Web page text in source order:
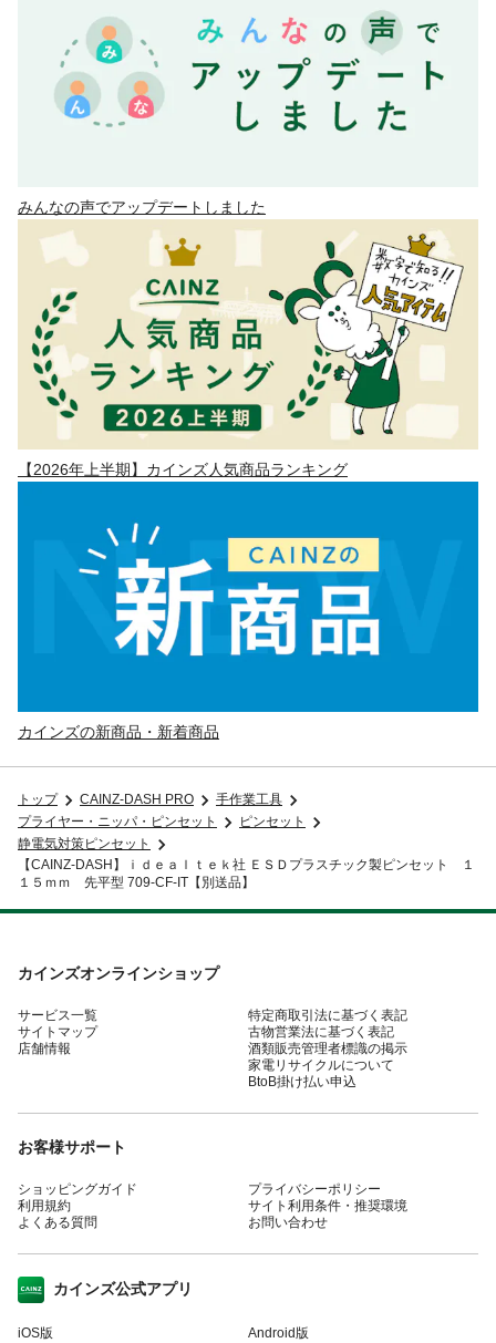
みんなの声でアップデートしました
【2026年上半期】カインズ人気商品ランキング
カインズの新商品・新着商品
トップ CAINZ-DASH PRO
手作業工具
プライヤー・ニッパ・ピンセット
ピンセット
静電気対策ピンセット
【CAINZ-DASH】ｉｄｅａｌｔｅｋ社 ＥＳＤプラスチック製ピンセット １
１５ｍｍ 先平型 709-CF-IT【別送品】
カインズオンラインショップ
サービス一覧
サイトマップ
店舗情報
特定商取引法に基づく表記
古物営業法に基づく表記
酒類販売管理者標識の掲示
家電リサイクルについて
BtoB掛け払い申込
お客様サポート
ショッピングガイド
利用規約
よくある質問
プライバシーポリシー
サイト利用条件・推奨環境
お問い合わせ
カインズ公式アプリ
iOS版 Android版